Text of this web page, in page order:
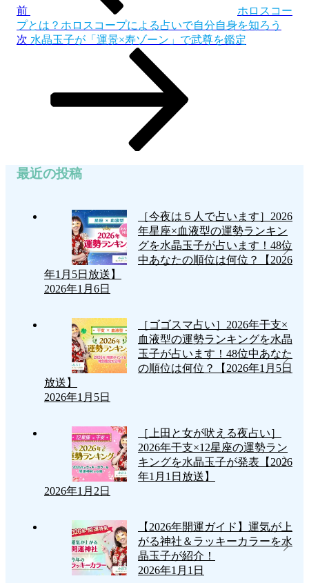
ゲ
ー
前
ホロスコー
プとは？ホロスコープによる占いで自分自身を知ろう
次
次 水晶玉子が「運景×寿ゾーン」で武尊を鑑定
最近の投稿
［今夜は５人で占います］2026
年星座×血液型の運勢ランキン
グを水晶玉子が占います！48位
中あなたの順位は何位？【2026
年1月5日放送】
2026年1月6日
［ゴゴスマ占い］2026年干支×
血液型の運勢ランキングを水晶
玉子が占います！48位中あなた
の順位は何位？【2026年1月5日
放送】
2026年1月5日
［上田と女が吠える夜占い］
2026年干支×12星座の運勢ラン
キングを水晶玉子が発表【2026
年1月1日放送】
2026年1月2日
【2026年開運ガイド】運気が上
がる神社＆ラッキーカラーを水
晶玉子が紹介！
2026年1月1日